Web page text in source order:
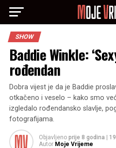
SHOW
Baddie Winkle:
rođendan
Dobra vijest je da je Baddie
otkačeno i veselo – kako smo
izgledalo rođendansko slavlje,
fotografijama.
Objavljeno prije 8 godina
Autor Moje Vrijeme